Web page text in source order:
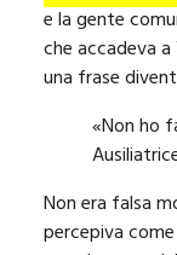
e la gente
che accadeva
una frase
«Non ho
Non era falsa
percepiva